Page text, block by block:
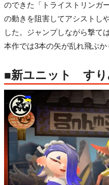
のできた「トライストリンガ
の動きを阻害してアシストし
した。ジャンプしながら撃て
本作では3本の矢が乱れ飛ぶか
■新ユニット すり